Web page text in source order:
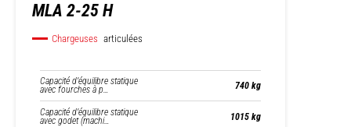
MLA 2-25 H
Chargeuses articulées
Capacité d’équilibre statique
avec fourches à p… 740 kg
Capacité d’équilibre statique
avec godet (machi… 1015 kg